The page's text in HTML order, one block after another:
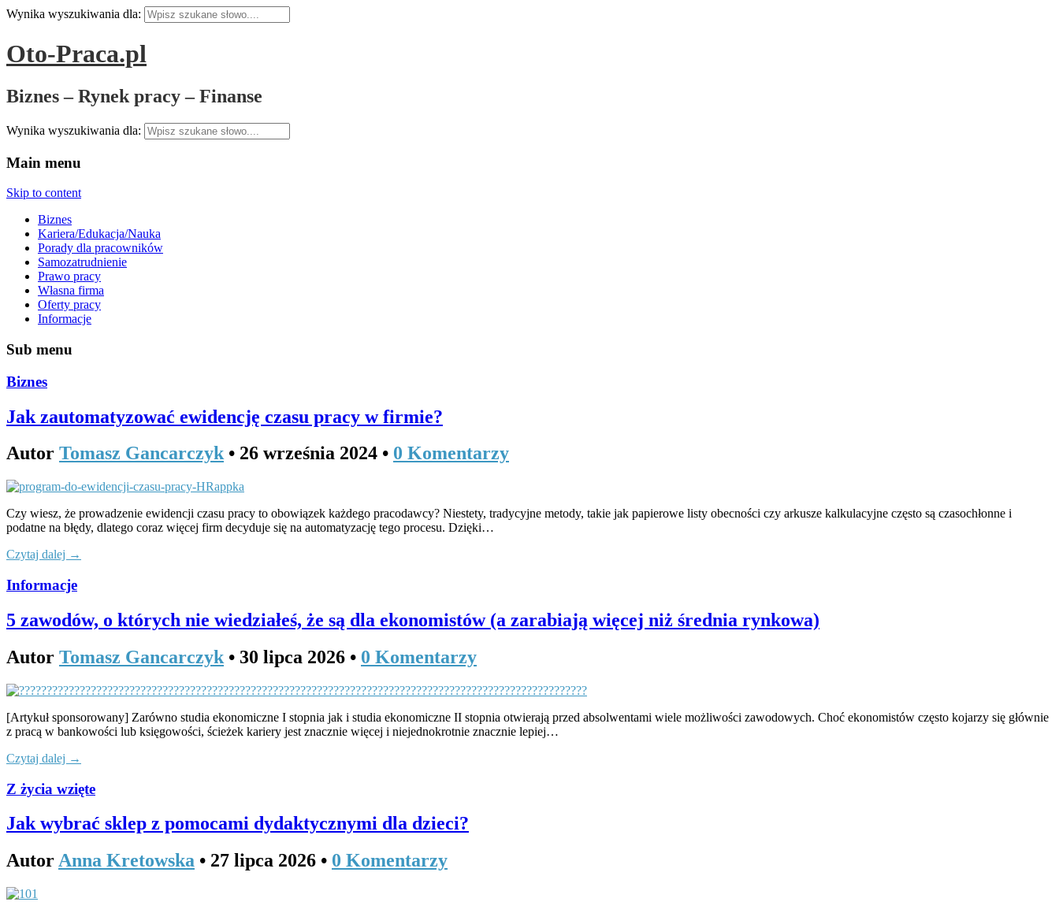
Wynika wyszukiwania dla:
Oto-Praca.pl
Biznes – Rynek pracy – Finanse
Wynika wyszukiwania dla:
Main menu
Skip to content
Biznes
Kariera/Edukacja/Nauka
Porady dla pracowników
Samozatrudnienie
Prawo pracy
Własna firma
Oferty pracy
Informacje
Sub menu
Biznes
Jak zautomatyzować ewidencję czasu pracy w firmie?
Autor Tomasz Gancarczyk• 26 września 2024 • 0 Komentarzy
Czy wiesz, że prowadzenie ewidencji czasu pracy to obowiązek każdego pracodawcy? Niestety, tradycyjne metody, takie jak papierowe listy obecności czy arkusze kalkulacyjne często są czasochłonne i
podatne na błędy, dlatego coraz więcej firm decyduje się na automatyzację tego procesu. Dzięki…
Czytaj dalej →
Informacje
5 zawodów, o których nie wiedziałeś, że są dla ekonomistów (a zarabiają więcej niż średnia rynkowa)
Autor Tomasz Gancarczyk • 30 lipca 2026 • 0 Komentarzy
[Artykuł sponsorowany] Zarówno studia ekonomiczne I stopnia jak i studia ekonomiczne II stopnia otwierają przed absolwentami wiele możliwości zawodowych. Choć ekonomistów często kojarzy się głównie
z pracą w bankowości lub księgowości, ścieżek kariery jest znacznie więcej i niejednokrotnie znacznie lepiej…
Czytaj dalej →
Z życia wzięte
Jak wybrać sklep z pomocami dydaktycznymi dla dzieci?
AutorAnna Kretowska • 27 lipca 2026 • 0 Komentarzy